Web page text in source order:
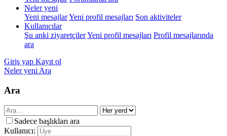
Neler yeni
Yeni mesajlarYeni profil mesajları Son aktiviteler
Kullanıcılar
Şu anki ziyaretçilerYeni profil mesajları Profil mesajlarında
ara
Giriş yap Kayıt ol
Neler yeni Ara
Ara
Sadece başlıkları ara
Kullanıcı: